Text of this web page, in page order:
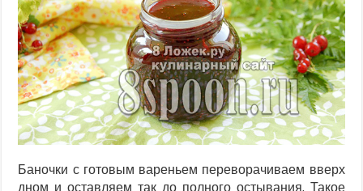
Баночки с готовым вареньем переворачиваем вверх
дном и оставляем так до полного остывания. Такое